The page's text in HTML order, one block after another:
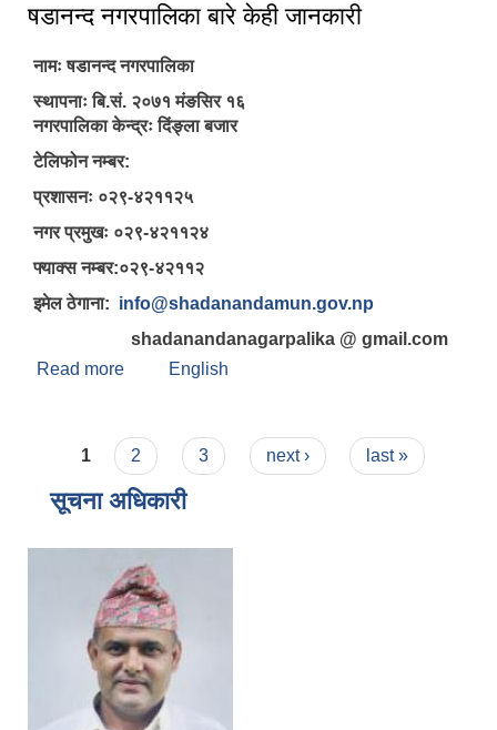
षडानन्द नगरपालिका बारे केही जानकारी
नामः षडानन्द नगरपालिका
स्थापनाः बि.सं. २०७१ मंङसिर १६
नगरपालिका केन्द्रः दिंङ्ला बजार
टेलिफोन नम्बर:
प्रशासनः ०२९-४२११२५
नगर प्रमुखः ०२९-४२११२४
फ्याक्स नम्बर:०२९-४२११२
इमेल ठेगाना: info@shadanandamun.gov.np
shadanandanagarpalika @ gmail.com
Read more about षडानन्द नगरपालिका बारे केही जानकारी
English
Pages
1 2 3 next › last »
सूचना अधिकारी